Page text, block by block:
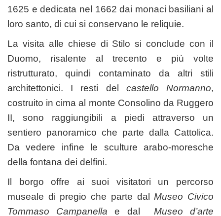
1625 e dedicata nel 1662 dai monaci basiliani al
loro santo, di cui si conservano le reliquie.
La visita alle chiese di Stilo si conclude con il
Duomo, risalente al trecento e più volte
ristrutturato, quindi contaminato da altri stili
architettonici. I resti del castello Normanno,
costruito in cima al monte Consolino da Ruggero
II, sono raggiungibili a piedi attraverso un
sentiero panoramico che parte dalla Cattolica.
Da vedere infine le sculture arabo-moresche
della fontana dei delfini.
Il borgo offre ai suoi visitatori un percorso
museale di pregio che parte dalMuseo Civico
Tommaso Campanella e dal Museo d’arte